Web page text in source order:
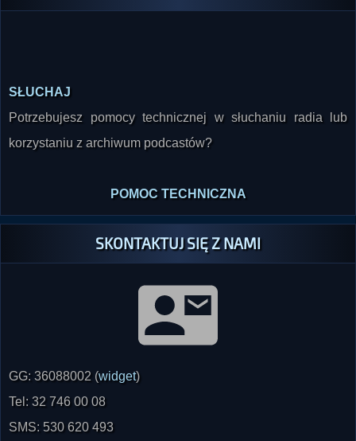
SŁUCHAJ
Potrzebujesz pomocy technicznej w słuchaniu radia lub
korzystaniu z archiwum podcastów?
POMOC TECHNICZNA
SKONTAKTUJ SIĘ Z NAMI
GG: 36088002 (widget)
Tel: 32 746 00 08
SMS: 530 620 493